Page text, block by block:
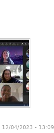
12/04/2023 - 13:09